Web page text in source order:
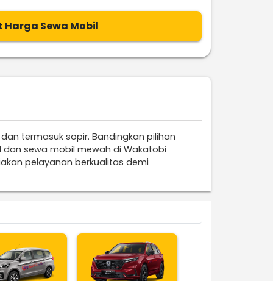
Harga Sewa Mobil
termasuk sopir. Bandingkan pilihan
dan sewa mobil mewah di Wakatobi
pelayanan berkualitas demi